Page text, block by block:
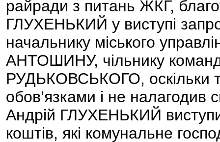
райради з питань ЖКГ,
ГЛУХЕНЬКИЙ у виступі
начальнику міського
АНТОШИНУ, чільнику
РУДЬКОВСЬКОГО, оскільки
обов’язками і не налагодив
Андрій ГЛУХЕНЬКИЙ
коштів, які комунальне